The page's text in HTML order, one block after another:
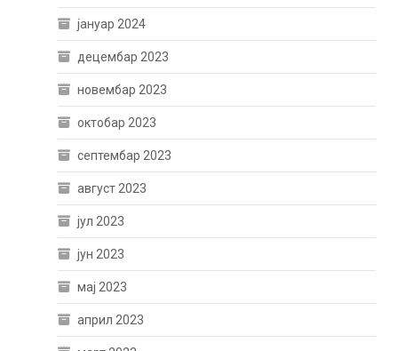
јануар 2024
децембар 2023
новембар 2023
октобар 2023
септембар 2023
август 2023
јул 2023
јун 2023
мај 2023
април 2023